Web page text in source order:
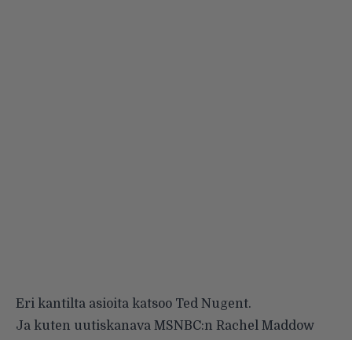
Eri kantilta asioita katsoo Ted Nugent.
Ja kuten uutiskanava MSNBC:n Rachel Maddow